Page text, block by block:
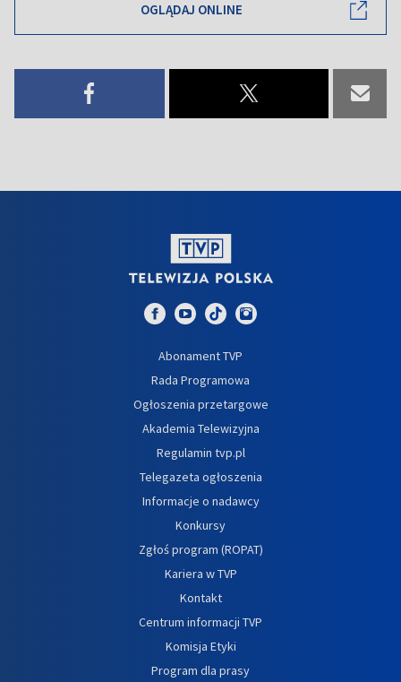
OGLĄDAJ ONLINE
Abonament TVP
Rada Programowa
Ogłoszenia przetargowe
Akademia Telewizyjna
Regulamin tvp.pl
Telegazeta ogłoszenia
Informacje o nadawcy
Konkursy
Zgłoś program (ROPAT)
Kariera w TVP
Kontakt
Centrum informacji TVP
Komisja Etyki
Program dla prasy